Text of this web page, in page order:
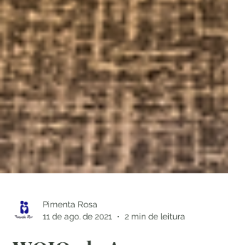
11 de ago. de 2021